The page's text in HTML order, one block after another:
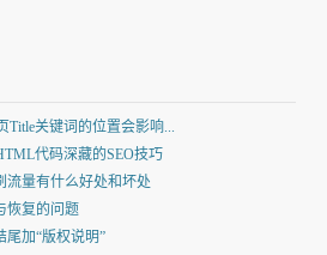
Title关键词的位置会影响...
代码深藏的SEO技巧
流量有什么好处和坏处
恢复的问题
尾加“版权说明”